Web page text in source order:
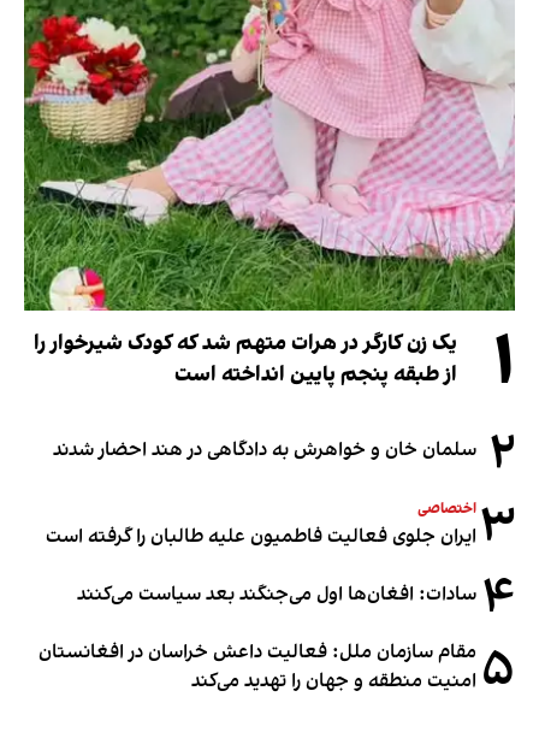
۱
یک زن کارگر در هرات متهم شد که کودک شیرخوار را
از طبقه پنجم پایین انداخته است
۲ سلمان خان و خواهرش به دادگاهی در هند احضار شدند
۳ اختصاصی
ایران جلوی فعالیت فاطمیون علیه طالبان را گرفته است
۴ سادات: افغان‌ها اول می‌جنگند بعد سیاست می‌کنند
۵ مقام سازمان ملل: فعالیت داعش خراسان در افغانستان
امنیت منطقه و جهان را تهدید می‌کند